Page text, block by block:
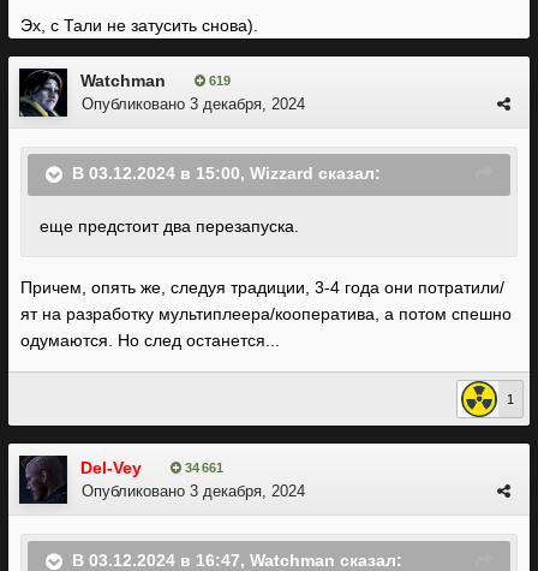
Эх, с Тали не затусить снова).
Watchman 619
Опубликовано 3 декабря, 2024
В 03.12.2024 в 15:00, Wizzard сказал:
еще предстоит два перезапуска.
Причем, опять же, следуя традиции, 3-4 года они потратили/
ят на разработку мультиплеера/кооператива, а потом спешно
одумаются. Но след останется...
1
Del-Vey 34 661
Опубликовано 3 декабря, 2024
В 03.12.2024 в 16:47, Watchman сказал: